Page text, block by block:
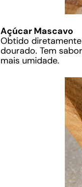
Açúcar Mascavo
Obtido
dourado. Tem
mais umidade.